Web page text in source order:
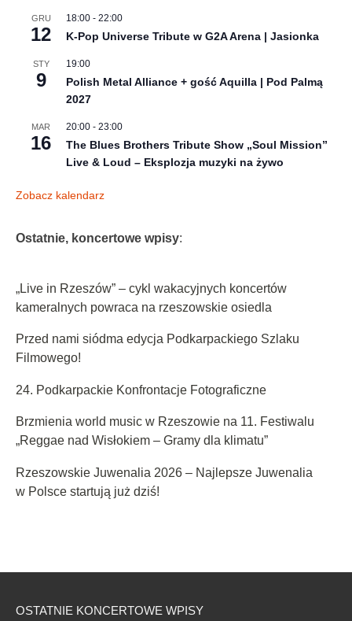
GRU
12
18:00 - 22:00
K-Pop Universe Tribute w G2A Arena | Jasionka
STY
9
19:00
Polish Metal Alliance + gość Aquilla | Pod Palmą
2027
MAR
16
20:00 - 23:00
The Blues Brothers Tribute Show „Soul Mission”
Live & Loud – Eksplozja muzyki na żywo
Zobacz kalendarz
Ostatnie, koncertowe wpisy:
„Live in Rzeszów” – cykl wakacyjnych koncertów
kameralnych powraca na rzeszowskie osiedla
Przed nami siódma edycja Podkarpackiego Szlaku
Filmowego!
24. Podkarpackie Konfrontacje Fotograficzne
Brzmienia world music w Rzeszowie na 11. Festiwalu
„Reggae nad Wisłokiem – Gramy dla klimatu”
Rzeszowskie Juwenalia 2026 – Najlepsze Juwenalia
w Polsce startują już dziś!
OSTATNIE KONCERTOWE WPISY